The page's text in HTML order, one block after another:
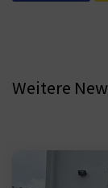
Weitere